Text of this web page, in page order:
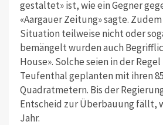
gestaltet» ist, wie ein Gegner
«Aargauer Zeitung» sagte.
Situation teilweise nicht oder
bemängelt wurden auch
House». Solche seien in der
Teufenthal geplanten mit ihren
Quadratmetern. Bis der
Entscheid zur Überbauung fällt,
Jahr.